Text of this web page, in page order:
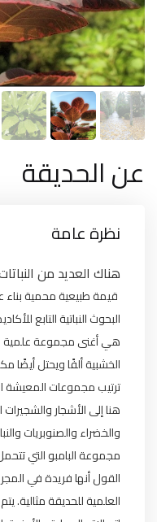
عن الحديقة
نظرة عامة
هناك العديد من
قيمة طبيعية محمية
البحوث النباتية التابع
هي أغنى مجموعة علمية
الخشبية ألفًا ويحتل
ترتيب مجموعات المعيشة
هنا إلى الأشجار
والخضراء والصنوبريات
القول أنها فريدة في
العلمية للحديقة مثالية.